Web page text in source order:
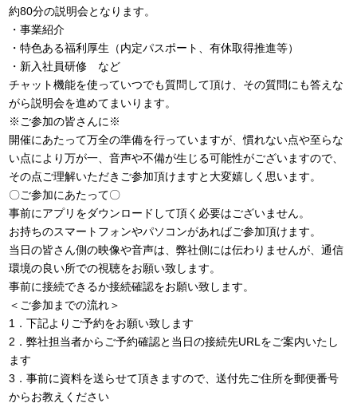
約80分の説明会となります。
・事業紹介
・特色ある福利厚生（内定パスポート、有休取得推進等）
・新入社員研修 など
チャット機能を使っていつでも質問して頂け、その質問にも答えな
がら説明会を進めてまいります。
※ご参加の皆さんに※
開催にあたって万全の準備を行っていますが、慣れない点や至らな
い点により万が一、音声や不備が生じる可能性がございますので、
その点ご理解いただきご参加頂けますと大変嬉しく思います。
〇ご参加にあたって〇
事前にアプリをダウンロードして頂く必要はございません。
お持ちのスマートフォンやパソコンがあればご参加頂けます。
当日の皆さん側の映像や音声は、弊社側には伝わりませんが、通信
環境の良い所での視聴をお願い致します。
事前に接続できるか接続確認をお願い致します。
＜ご参加までの流れ＞
1．下記よりご予約をお願い致します
2．弊社担当者からご予約確認と当日の接続先URLをご案内いたし
ます
3．事前に資料を送らせて頂きますので、送付先ご住所を郵便番号
からお教えください